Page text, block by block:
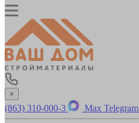
×
(863) 310-000-3 Max Telegram